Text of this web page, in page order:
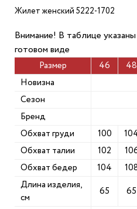
Жилет женский 5222-1702
Внимание! В таблице
готовом виде
Размер 46 48
Новизна
Сезон
Бренд
Обхват груди
100
Обхват талии
102
Обхват бедер
104
Длина изделия,
см
65 65